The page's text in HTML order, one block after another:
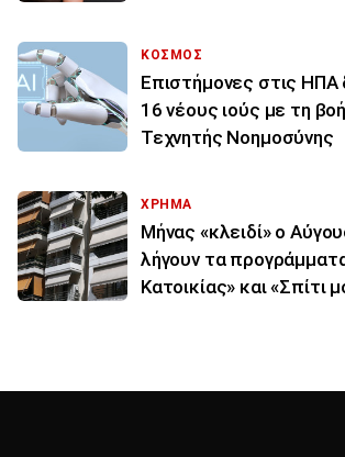
ΚΟΣΜΟΣ
Επιστήμονες στις ΗΠΑ
16 νέους ιούς με τη
Τεχνητής Νοημοσύνης
ΧΡΗΜΑ
Μήνας «κλειδί» ο
λήγουν τα
Κατοικίας» και «Σπίτι